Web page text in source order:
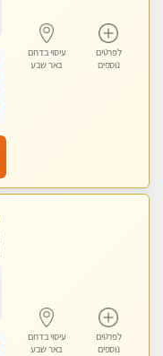
לפרטים
נוספים
עיסוי בדרום
באר שבע
לפרטים
נוספים
עיסוי בדרום
באר שבע